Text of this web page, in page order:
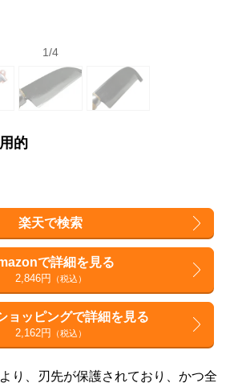
1/4
的
楽天で検索
で詳細を見る
2,846円 （税込）
ョッピングで詳細を見る
2,162円 （税込）
り、刃先が保護されており、かつ全